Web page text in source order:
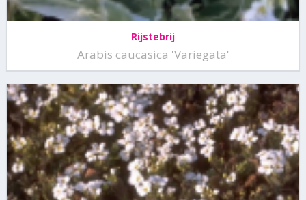
Rijstebrij
Arabis caucasica 'Variegata'